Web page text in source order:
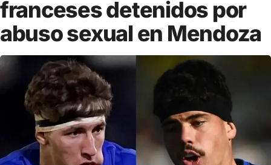
franceses detenidos por
abuso sexual en Mendoza